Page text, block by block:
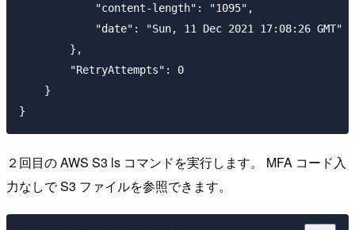
            "content-length": "1095",
"date": "Sun, 11 Dec 2021 17:08:26 GMT" #
        },
        "RetryAttempts": 0
    }
２回目の AWS S3 ls コマンドを実行します。 MFA コード入
力なしで S3 ファイルを参照できます。